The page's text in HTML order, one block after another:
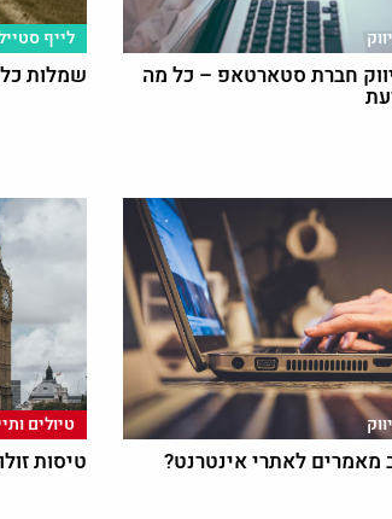
חברת סטארטאפ – כל מה
לייף
שמלות
מאמרים לאתרי אינטרנט?
טיולים
טיסות